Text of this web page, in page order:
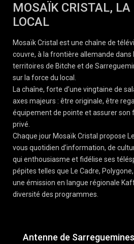
MOSAÏK CRISTAL, LA
LOCAL
Mosaïk Cristal est une chaîne de
couvre, à la frontière allemande dans
territoires de Bitche et de
sur la force du local.
La chaîne, forte d’une vingtaine de
axes majeurs : être originale, être
équipement de pointe et assurer son
privé.
Chaque jour Mosaïk Cristal propose
vous quotidien d’information, de
qui enthousiasme et fidélise ses
pépites telles que Le Cadre,
une émission en langue régionale
diversité des programmes.
Antenne de